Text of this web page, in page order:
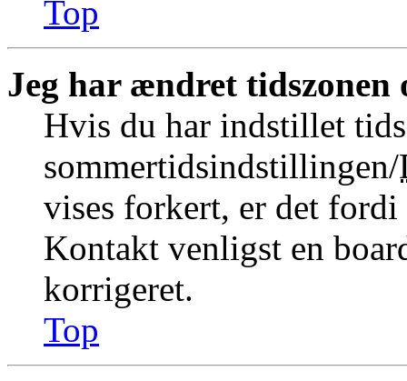
Top
Jeg har ændret
Hvis du har indstillet
sommertidsindstillingen/
vises forkert, er det
Kontakt venligst en
korrigeret.
Top